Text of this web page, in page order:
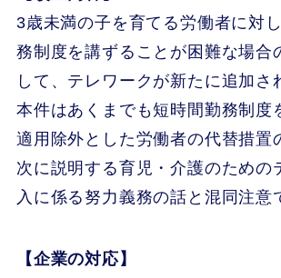
3歳未満の子を育てる労働者に対
務制度を講ずることが困難な場合
して、テレワークが新たに追加さ
本件はあくまでも短時間勤務制度
適用除外とした労働者の代替措置
次に説明する育児・介護のための
入に係る努力義務の話と混同注意
【企業の対応】